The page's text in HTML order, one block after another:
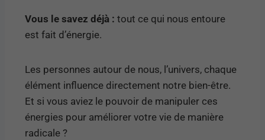
Vous le savez déjà : tout ce qui nous entoure
est fait d’énergie.
Les personnes autour de nous, l’univers, chaque
élément influence directement notre bien-être.
Et si vous aviez le pouvoir de manipuler ces
énergies pour améliorer votre vie de manière
radicale ?